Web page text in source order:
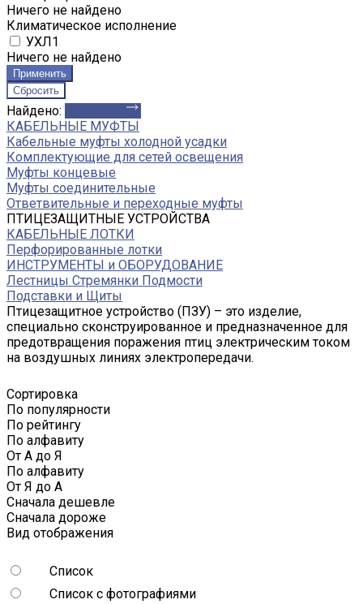
Ничего не найдено
Климатическое исполнение
УХЛ1
Ничего не найдено
Найдено:
КАБЕЛЬНЫЕ МУФТЫ
Кабельные муфты холодной усадки
Комплектующие для сетей освещения
Муфты концевые
Муфты соединительные
Ответвительные и переходные муфты
ПТИЦЕЗАЩИТНЫЕ УСТРОЙСТВА
КАБЕЛЬНЫЕ ЛОТКИ
Перфорированные лотки
ИНСТРУМЕНТЫ и ОБОРУДОВАНИЕ
Лестницы Стремянки Подмости
Подставки и Щиты
Птицезащитное устройство (ПЗУ) – это изделие,
специально сконструированное и предназначенное для
предотвращения поражения птиц электрическим током
на воздушных линиях электропередачи.
Сортировка
По популярности
По рейтингу
По алфавиту
От А до Я
По алфавиту
От Я до А
Сначала дешевле
Сначала дороже
Вид отображения
Список
Список с фотографиями